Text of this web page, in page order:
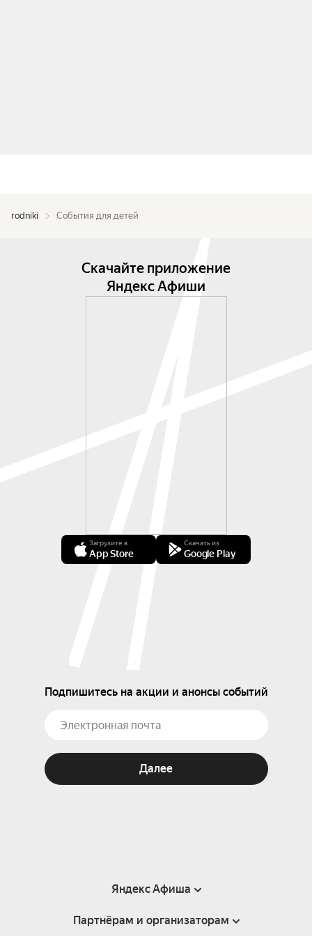
rodniki События для детей
Скачайте приложение
Яндекс Афиши
Загрузите в
App Store
Скачать из
Google Play
Подпишитесь на акции и анонсы событий
Далее
Яндекс Афиша
Справка
Партнёрам и организаторам